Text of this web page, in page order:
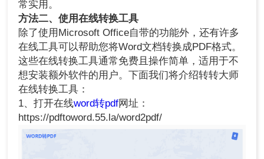
常实用。
方法二、使用在线转换工具
除了使用Microsoft Office自带的功能外，还有许多
在线工具可以帮助您将Word文档转换成PDF格式。
这些在线转换工具通常免费且操作简单，适用于不
想安装额外软件的用户。下面我们将介绍转转大师
在线转换工具：
1、打开在线word转pdf网址：
https://pdftoword.55.la/word2pdf/